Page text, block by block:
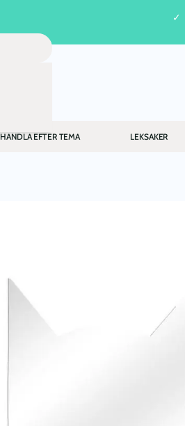
HANDLA EFTER TEMA LEKSAKER